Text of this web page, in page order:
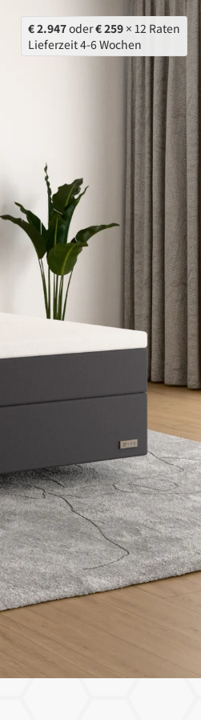
€ 2.947oder€ 259 × 12 Raten
Lieferzeit 4-6 Wochen